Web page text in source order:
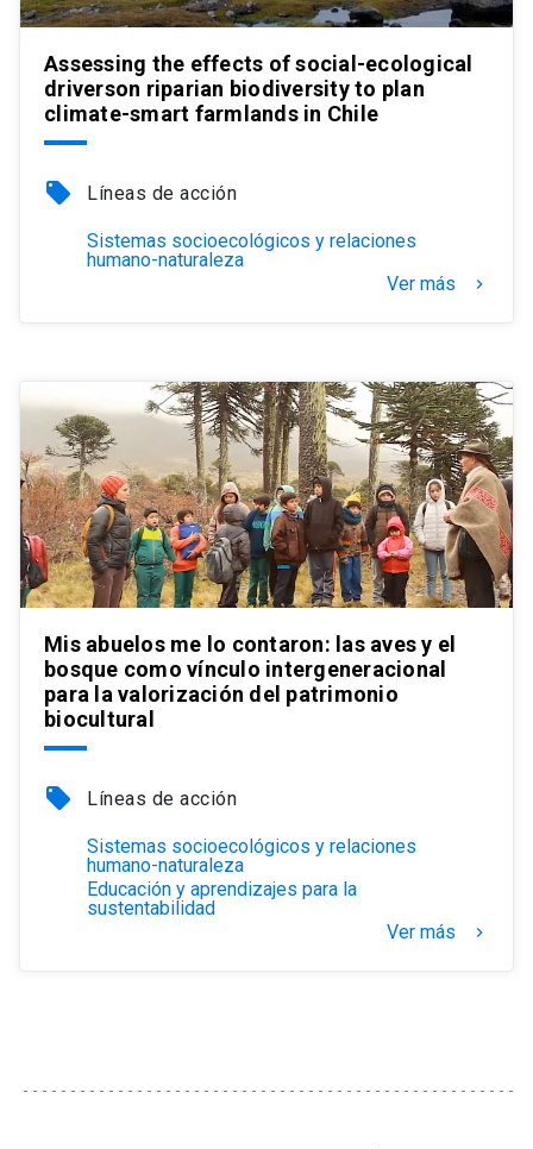
Assessing the effects of social-ecological
driverson riparian biodiversity to plan
climate-smart farmlands in Chile
local_offer Líneas de acción
Sistemas socioecológicos y relaciones
humano-naturaleza
Ver más
keyboard_arrow_right
Mis abuelos me lo contaron: las aves y el
bosque como vínculo intergeneracional
para la valorización del patrimonio
biocultural
local_offer Líneas de acción
Sistemas socioecológicos y relaciones
humano-naturaleza
Educación y aprendizajes para la
sustentabilidad
Ver más
keyboard_arrow_right